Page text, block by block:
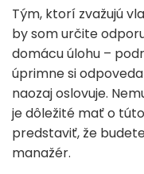
Tým, ktorí zvažujú
by som určite
domácu úlohu –
úprimne si
naozaj oslovuje.
je dôležité mať o
predstaviť, že
manažér.